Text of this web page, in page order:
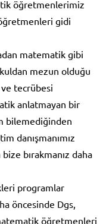
öğretmenlerimiz
gidi
matematik gibi
mezun olduğu
tecrübesi
anlatmayan bir
bilemediğinden
danışmanımız
bırakmanız daha
programlar
öncesinde Dgs,
öğretmenleri